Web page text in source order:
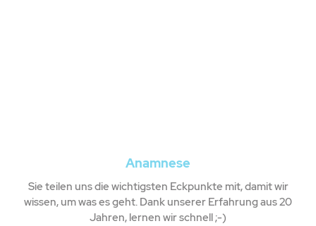
Anamnese
Sie teilen uns die wichtigsten Eckpunkte mit, damit wir
wissen, um was es geht. Dank unserer Erfahrung aus 20
Jahren, lernen wir schnell ;-)